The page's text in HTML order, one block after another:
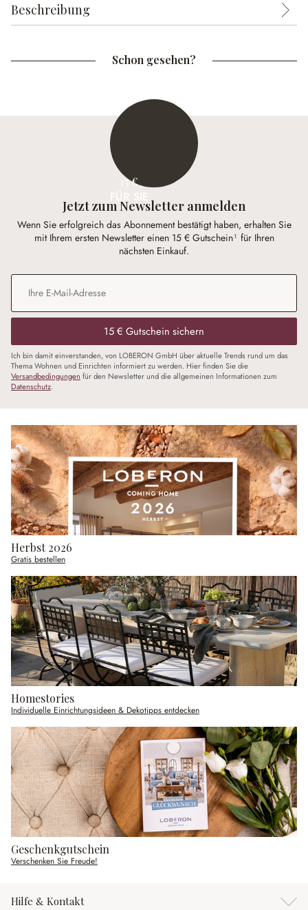
Beschreibung
Schon gesehen?
15 €
Jetzt zum Newsletter anmelden
Wenn Sie erfolgreich das Abonnement bestätigt haben, erhalten Sie
mit Ihrem ersten Newsletter einen 15 € Gutschein¹ für Ihren
nächsten Einkauf.
E-Mail-Adresse
15 € Gutschein sichern
Ich bin damit einverstanden, von LOBERON GmbH über aktuelle Trends rund um das
Thema Wohnen und Einrichten informiert zu werden. Hier finden Sie die
Versandbedingungen für den Newsletter und die allgemeinen Informationen zum
Datenschutz.
Herbst 2026
Gratis bestellen
Homestories
Individuelle Einrichtungsideen & Dekotipps entdecken
Geschenkgutschein
Verschenken Sie Freude!
Hilfe & Kontakt